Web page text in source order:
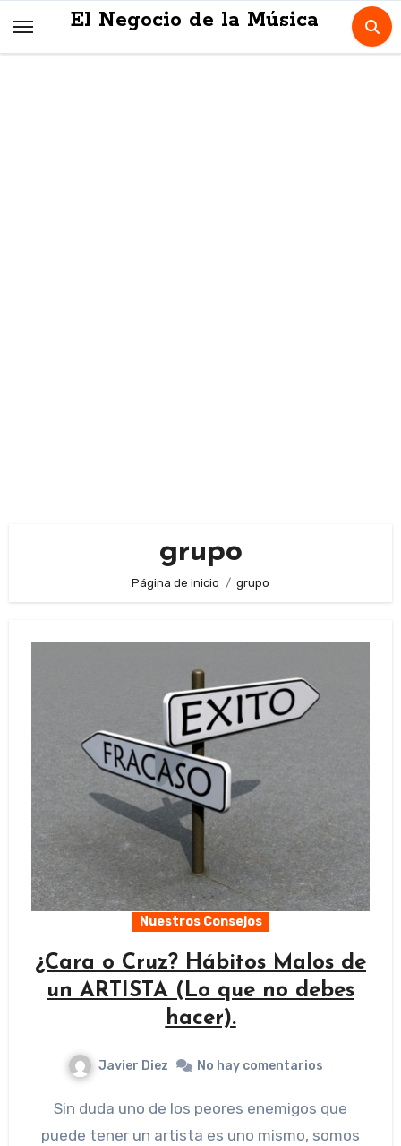
El Negocio de la Música
grupo
Página de inicio grupo
Nuestros Consejos
¿Cara o Cruz? Hábitos Malos de
un ARTISTA (Lo que no debes
hacer).
Javier Diez No hay comentarios
Sin duda uno de los peores enemigos que
puede tener un artista es uno mismo, somos